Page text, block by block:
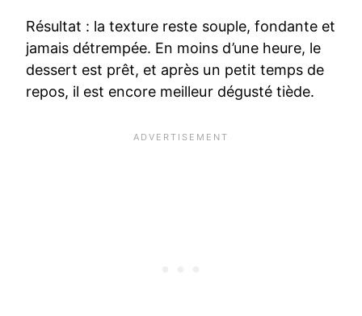
Résultat : la texture reste souple, fondante et
jamais détrempée. En moins d’une heure, le
dessert est prêt, et après un petit temps de
repos, il est encore meilleur dégusté tiède.